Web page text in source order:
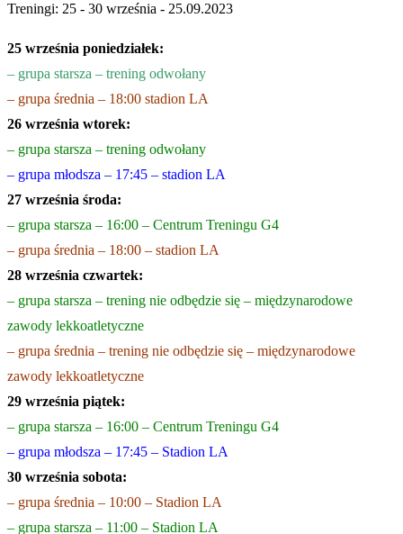
Treningi: 25 - 30 września - 25.09.2023
25 września poniedziałek:
– grupa starsza – trening odwołany
– grupa średnia – 18:00 stadion LA
26 września wtorek:
– grupa starsza – trening odwołany
– grupa młodsza – 17:45 – stadion LA
27 września środa:
– grupa starsza – 16:00 – Centrum Treningu G4
– grupa średnia – 18:00 – stadion LA
28 września czwartek:
– grupa starsza – trening nie odbędzie się – międzynarodowe
zawody lekkoatletyczne
– grupa średnia – trening nie odbędzie się – międzynarodowe
zawody lekkoatletyczne
29 września piątek:
– grupa starsza – 16:00 – Centrum Treningu G4
– grupa młodsza – 17:45 – Stadion LA
30 września sobota:
– grupa średnia – 10:00 – Stadion LA
– grupa starsza – 11:00 – Stadion LA